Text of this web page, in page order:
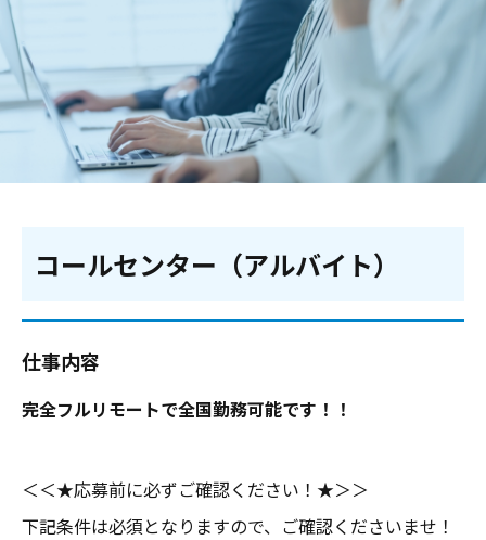
コールセンター（アルバイト）
仕事内容
完全フルリモートで全国勤務可能です！！
＜＜★応募前に必ずご確認ください！★＞＞
下記条件は必須となりますので、ご確認くださいませ！